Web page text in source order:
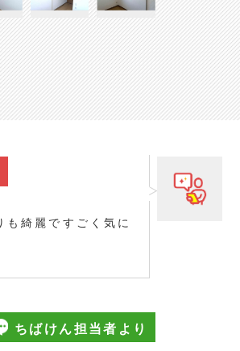
も綺麗ですごく気に
ちばけん担当者より